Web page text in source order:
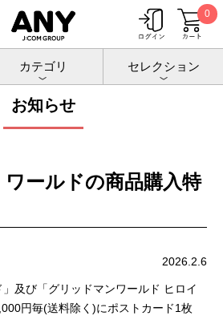
0
カテゴリ セレクション
お知らせ
ールドの商品購入特
2026.2.6
」及び「グリッドマンワールド ヒロイ
円毎(送料除く)にポストカード1枚